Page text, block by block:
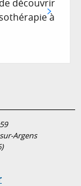
découvrir
à
Argens
)